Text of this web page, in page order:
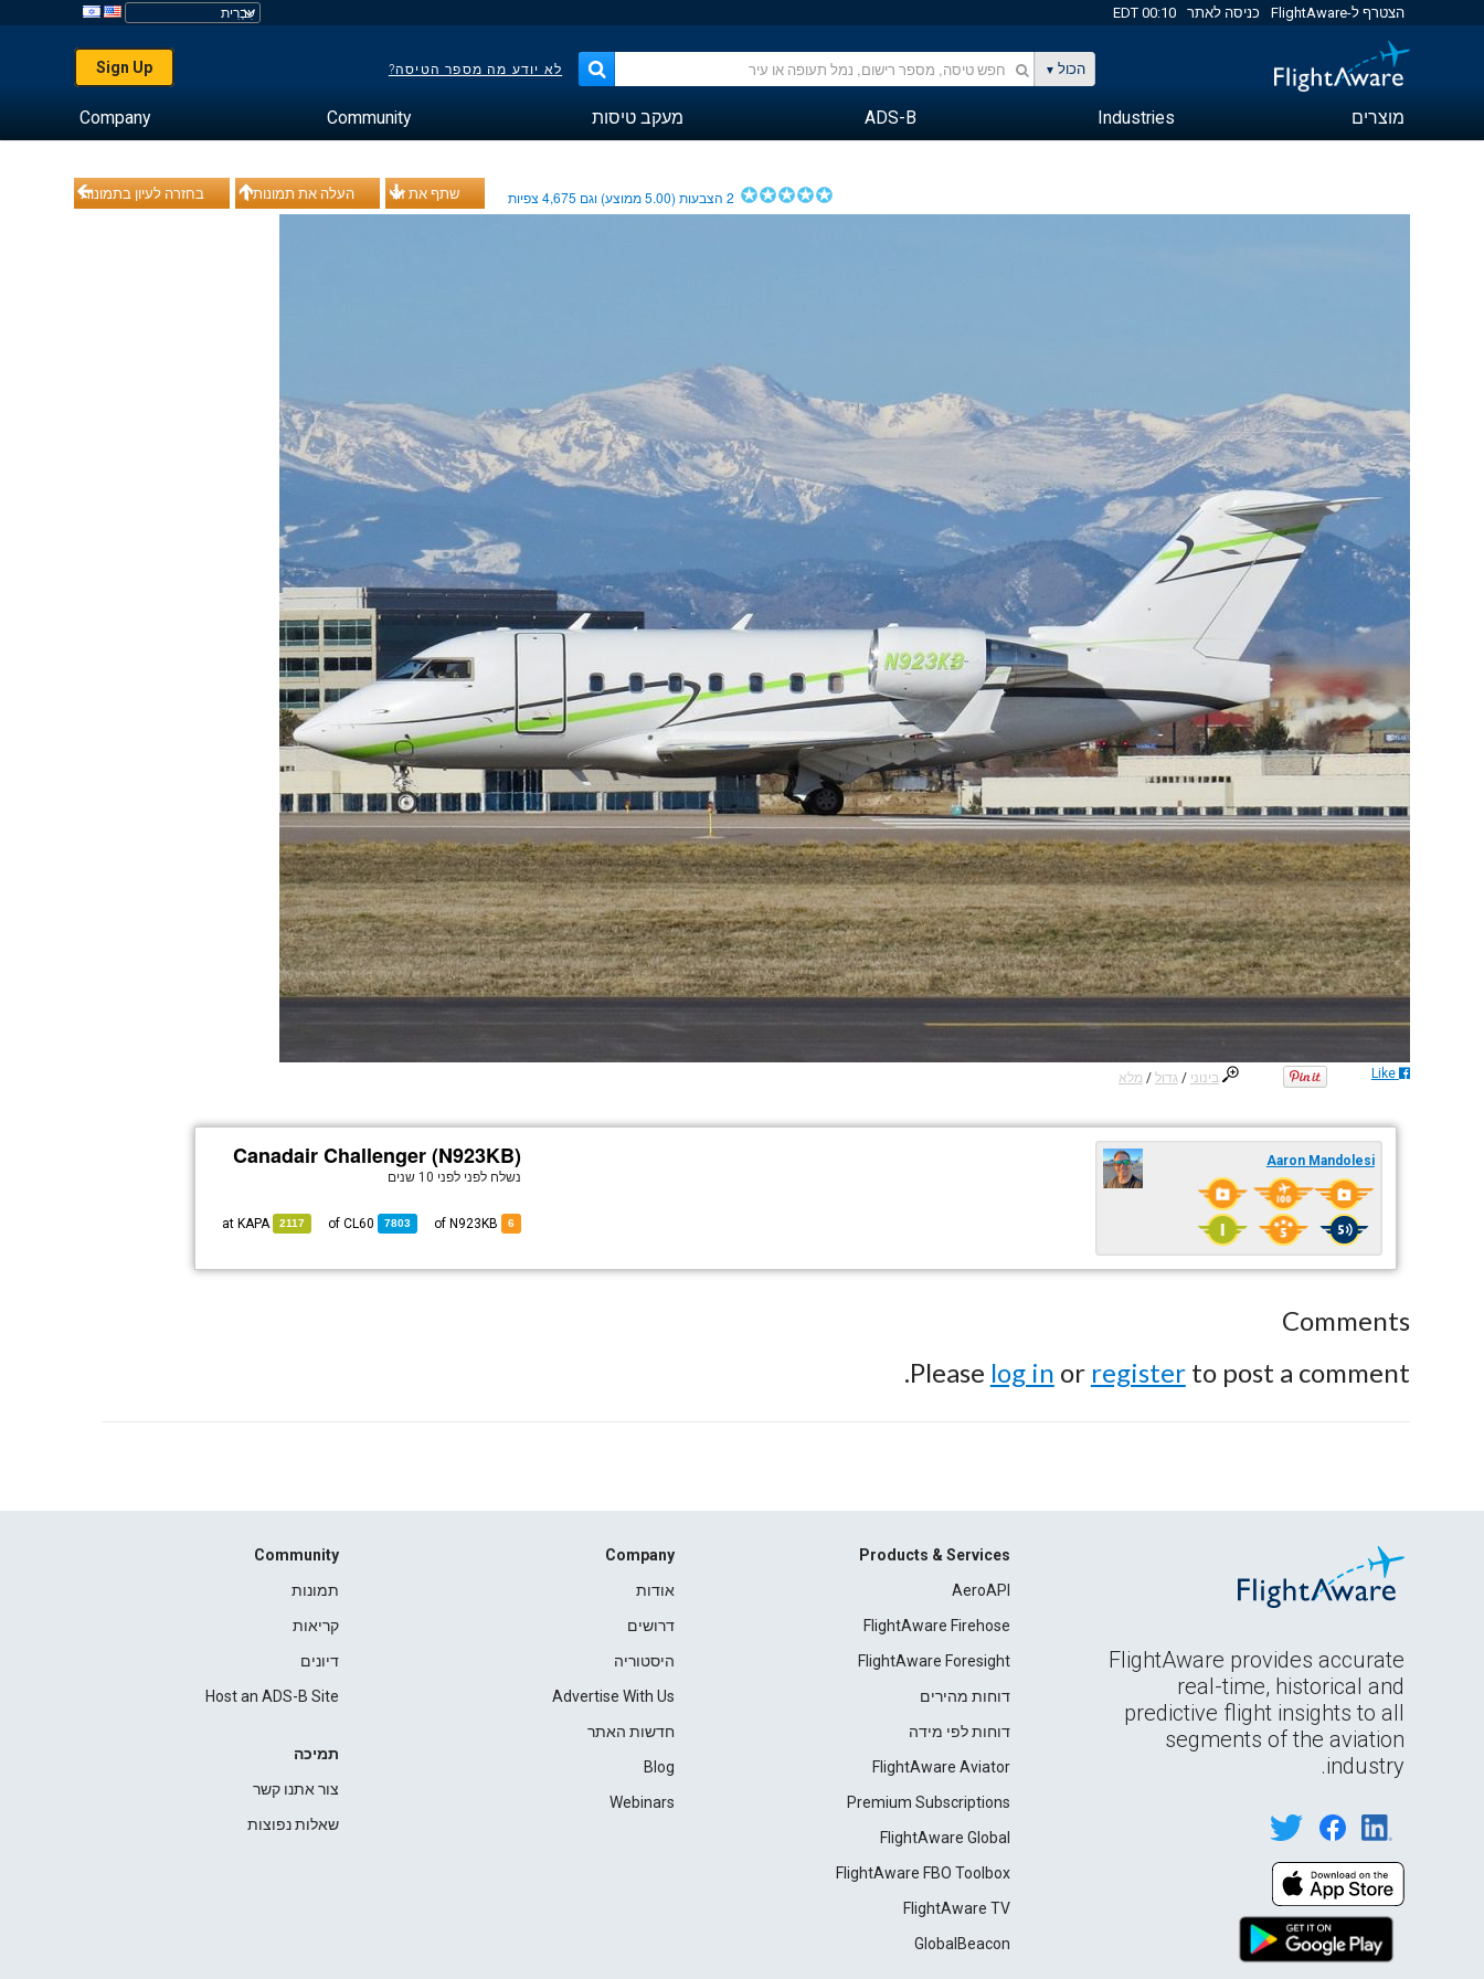
הצטרף ל-FlightAware כניסה לאתר 00:10 EDT
הכול לא יודע מה מספר הטיסה? Sign Up
מוצרים Industries
ADS-B מעקב טיסות Community
Company
בחזרה לעיון בתמונות העלה את תמונותיך שתף את זה 2הצבעות (5.00ממוצע) וגם 4,675צפיות
בינוני /גדול / מלא Like
Canadair Challenger (N923KB)
נשלח לפני לפני 10 שנים
6
7803
CL60
2117
at
KAPA
Aaron Mandolesi
Comments
Please log in or registerto post a comment.
FlightAware provides accurate
real-time, historical and
predictive flight insights to all
segments of the aviation
industry.
Products & Services
AeroAPI
FlightAware Firehose
FlightAware Foresight
דוחות מהירים
דוחות לפי מידה
FlightAware Aviator
Premium Subscriptions
FlightAware Global
FlightAware FBO Toolbox
FlightAware TV
GlobalBeacon
Company
אודות
דרושים
היסטוריה
Advertise With Us
חדשות האתר
Blog
Webinars
Community
תמונות
קריאות
דיונים
Host an ADS-B Site
תמיכה
צור אתנו קשר
שאלות נפוצות